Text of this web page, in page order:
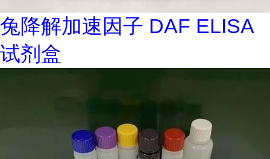
兔降解加速因子 DAF ELISA
试剂盒